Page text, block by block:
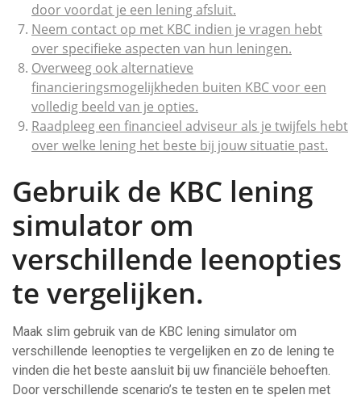
door voordat je een lening afsluit.
Neem contact op met KBC indien je vragen hebt
over specifieke aspecten van hun leningen.
Overweeg ook alternatieve
financieringsmogelijkheden buiten KBC voor een
volledig beeld van je opties.
Raadpleeg een financieel adviseur als je twijfels hebt
over welke lening het beste bij jouw situatie past.
Gebruik de KBC lening
simulator om
verschillende leenopties
te vergelijken.
Maak slim gebruik van de KBC lening simulator om
verschillende leenopties te vergelijken en zo de lening te
vinden die het beste aansluit bij uw financiële behoeften.
Door verschillende scenario’s te testen en te spelen met